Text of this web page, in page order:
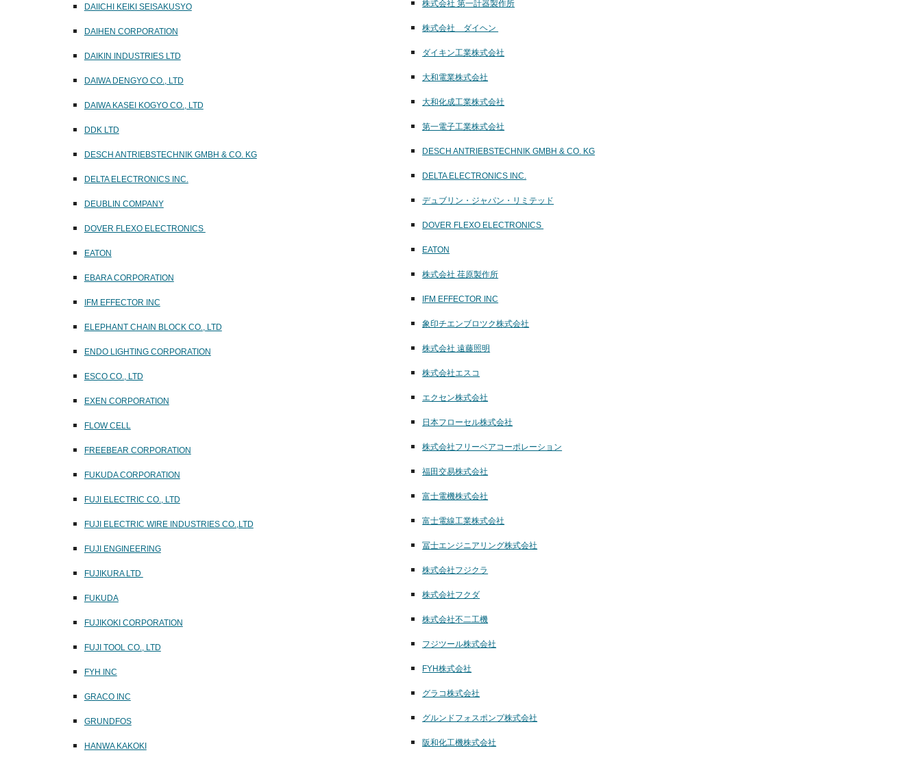
DAIICHI KEIKI SEISAKUSYO
DAIHEN CORPORATION
DAIKIN INDUSTRIES LTD
DAIWA DENGYO CO., LTD
DAIWA KASEI KOGYO CO., LTD
DDK LTD
DESCH ANTRIEBSTECHNIK GMBH & CO. KG
DELTA ELECTRONICS INC.
DEUBLIN COMPANY
DOVER FLEXO ELECTRONICS
EATON
EBARA CORPORATION
IFM EFFECTOR INC
ELEPHANT CHAIN BLOCK CO., LTD
ENDO LIGHTING CORPORATION
ESCO CO., LTD
EXEN CORPORATION
FLOW CELL
FREEBEAR CORPORATION
FUKUDA CORPORATION
FUJI ELECTRIC CO., LTD
FUJI ELECTRIC WIRE INDUSTRIES CO.,LTD
FUJI ENGINEERING
FUJIKURA LTD
FUKUDA
FUJIKOKI CORPORATION
FUJI TOOL CO., LTD
FYH INC
GRACO INC
GRUNDFOS
HANWA KAKOKI
株式会社 第一計器製作所
株式会社 ダイヘン
ダイキン工業株式会社
大和電業株式会社
大和化成工業株式会社
第一電子工業株式会社
DESCHANTRIEBSTECHNIK GMBH & CO. KG
DELTA ELECTRONICS INC.
デュブリン・ジャパン・リミテッド
DOVER FLEXO ELECTRONICS
EATON
株式会社 荏原製作所
IFM EFFECTOR INC
象印チエンブロツク株式会社
株式会社 遠藤照明
株式会社エスコ
エクセン株式会社
日本フローセル株式会社
株式会社フリーベアコーポレーション
福田交易株式会社
富士電機株式会社
富士電線工業株式会社
冨士エンジニアリング株式会社
株式会社フジクラ
株式会社フクダ
株式会社不二工機
フジツール株式会社
FYH株式会社
グラコ株式会社
グルンドフォスポンプ株式会社
阪和化工機株式会社